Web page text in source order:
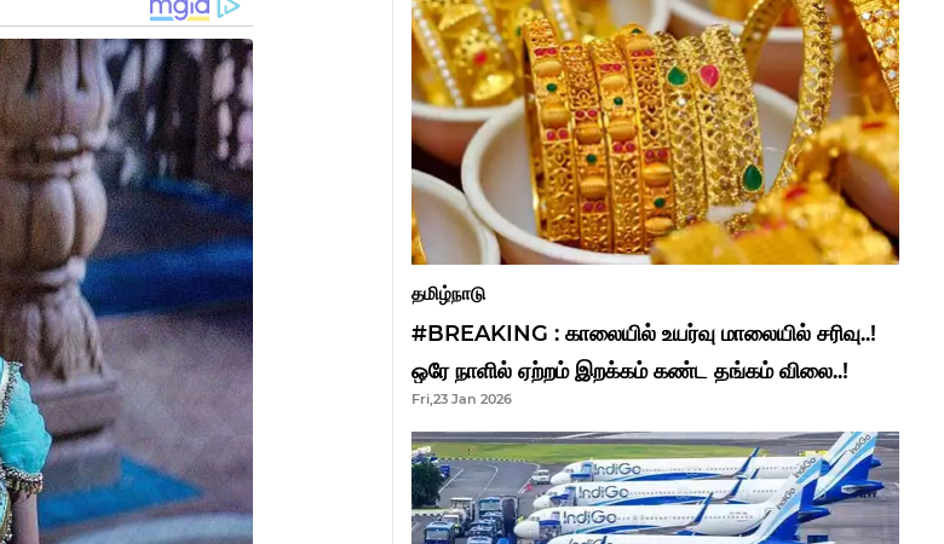
தமிழ்நாடு
#BREAKING : காலையில் உயர்வு மாலையில் சரிவு..!
ஒரே நாளில் ஏற்றம் இறக்கம் கண்ட தங்கம் விலை..!
Fri,23 Jan 2026